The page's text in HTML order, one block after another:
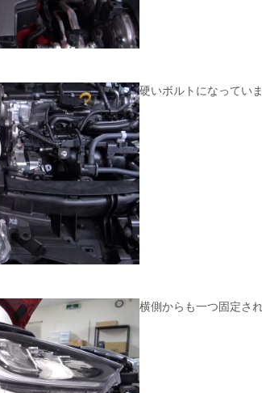
硬いボルトになってい
横側からも一つ固定さ